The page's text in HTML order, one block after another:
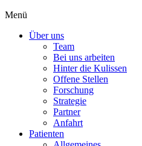
Menü
Über uns
Team
Bei uns arbeiten
Hinter die Kulissen
Offene Stellen
Forschung
Strategie
Partner
Anfahrt
Patienten